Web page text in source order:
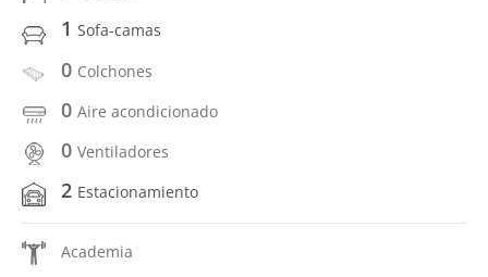
1 Sofa-camas
0 Colchones
0 Aire acondicionado
0 Ventiladores
2 Estacionamiento
Academia